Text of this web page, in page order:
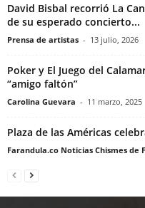
David Bisbal recorrió La
de su esperado concierto...
Prensa de artistas - 13 julio, 2026
Poker y El Juego del
“amigo faltón”
Carolina Guevara - 11 marzo, 2025
Plaza de las Américas
Farandula.co Noticias Chismes de